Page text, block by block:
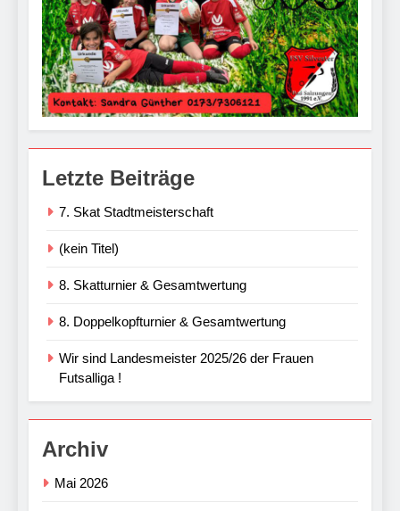
Letzte Beiträge
7. Skat Stadtmeisterschaft
(kein Titel)
8. Skatturnier & Gesamtwertung
8. Doppelkopfturnier & Gesamtwertung
Wir sind Landesmeister 2025/26 der Frauen
Futsalliga !
Archiv
Mai 2026